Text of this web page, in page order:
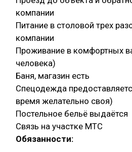
компании
Питание в столовой трех
компании
Проживание в комфортных
человека)
Баня, магазин есть
Спецодежда
время желательно своя)
Постельное бельё выдаётся
Связь на участке МТС
Обязанности: